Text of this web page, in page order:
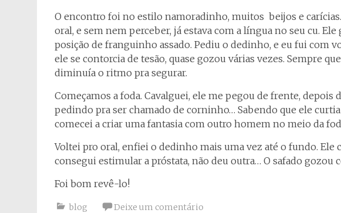
O encontro foi no estilo namoradinho, muitos beijos e
oral, e sem nem perceber, já estava com a língua no seu cu.
posição de franguinho assado. Pediu o dedinho, e eu fui com
ele se contorcia de tesão, quase gozou várias vezes. Sempre
diminuía o ritmo pra segurar.
Começamos a foda. Cavalguei, ele me pegou de frente, depois
pedindo pra ser chamado de corninho… Sabendo que ele
comecei a criar uma fantasia com outro homem no meio da
Voltei pro oral, enfiei o dedinho mais uma vez até o fundo. Ele
consegui estimular a próstata, não deu outra… O safado gozou
Foi bom revê-lo!
blog Deixe um comentário